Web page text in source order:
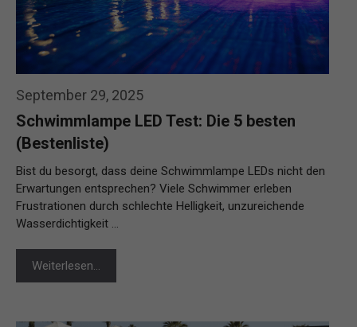
September 29, 2025
Schwimmlampe LED Test: Die 5 besten
(Bestenliste)
Bist du besorgt, dass deine Schwimmlampe LEDs nicht den
Erwartungen entsprechen? Viele Schwimmer erleben
Frustrationen durch schlechte Helligkeit, unzureichende
Wasserdichtigkeit …
Weiterlesen…